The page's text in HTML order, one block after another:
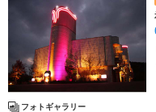
フォトギャラリー